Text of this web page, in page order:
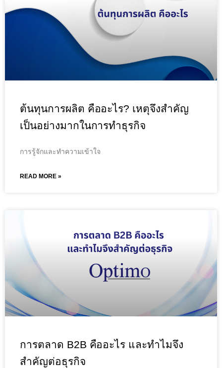
ต้นทุนการผลิต คืออะไร? เหตุจึงสำคัญ
เป็นอย่างมากในการทำธุรกิจ
การรู้จักและทำความเข้าใจ
READ MORE »
การตลาด B2B คืออะไร และทำไมจึง
สำคัญต่อธุรกิจ